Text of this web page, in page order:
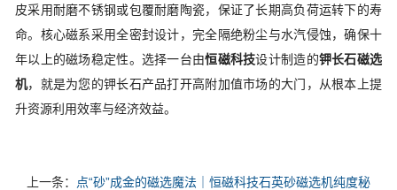
皮采用耐磨不锈钢或包覆耐磨陶瓷，保证了长期高负荷运转下的寿
命。核心磁系采用全密封设计，完全隔绝粉尘与水汽侵蚀，确保十
年以上的磁场稳定性。选择一台由恒磁科技设计制造的钾长石磁选
机，就是为您的钾长石产品打开高附加值市场的大门，从根本上提
升资源利用效率与经济效益。
上一条：
点“砂”成金的磁选魔法｜恒磁科技石英砂磁选机纯度秘